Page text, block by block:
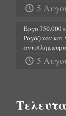
5
Έργο 750.000
Ρογόζινου
5